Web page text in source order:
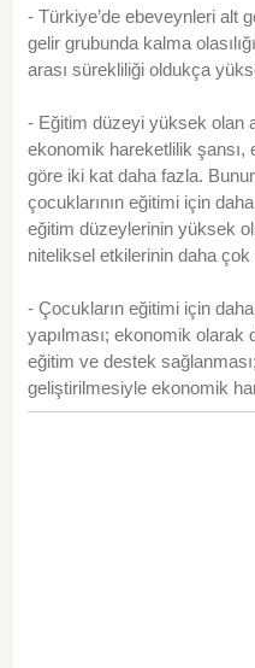
- Türkiye’de ebeveynleri alt
gelir grubunda kalma
arası sürekliliği oldukça
- Eğitim düzeyi yüksek olan
ekonomik hareketlilik
göre iki kat daha fazla.
çocuklarının eğitimi için
eğitim düzeylerinin yüksek
niteliksel etkilerinin daha çok
- Çocukların eğitimi için
yapılması; ekonomik olarak
eğitim ve destek
geliştirilmesiyle ekonomik